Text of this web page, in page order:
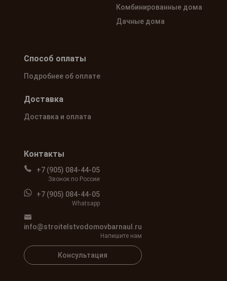
Комбинированные дома
Дачные дома
Контакты
+7 (905) 084-44-05
Звонок по России
+7 (905) 084-44-05
Whatsapp
info@stroitelstvodomovbarnaul.ru
Напишите нам
Консультация
Способ оплаты
Подробнее об оплате
Доставка
Доставка и оплата